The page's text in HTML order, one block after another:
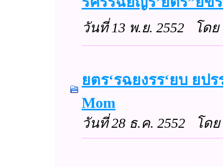
วันที่ 13 พ.ย. 2552 โดย ย
ยตร‘รฉยงรร‘ยบ ยป
Mom
วันที่ 28 ธ.ค. 2552 โดย